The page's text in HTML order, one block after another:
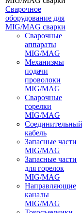
Сварочное
оборудование для
MIG/MAG сварки
Сварочные
аппараты
MIG/MAG
Механизмы
подачи
проволоки
MIG/MAG
Сварочные
горелки
MIG/MAG
Соединительный
кабель
Запасные части
MIG/MAG
Запасные части
для горелок
MIG/MAG
Направляющие
каналы
MIG/MAG